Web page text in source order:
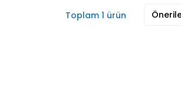
Toplam 1 ürün